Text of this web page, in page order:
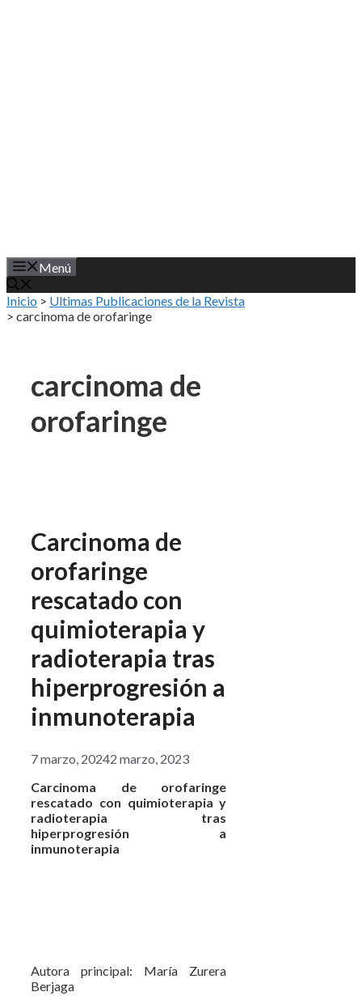
Menú
Inicio > Ultimas Publicaciones de la Revista
> carcinoma de orofaringe
carcinoma de
orofaringe
Carcinoma de
orofaringe
rescatado con
quimioterapia y
radioterapia tras
hiperprogresión a
inmunoterapia
7 marzo, 20242 marzo, 2023
Carcinoma de orofaringe
rescatado con quimioterapia y
radioterapia tras
hiperprogresión a
inmunoterapia
Autora principal: María Zurera
Berjaga